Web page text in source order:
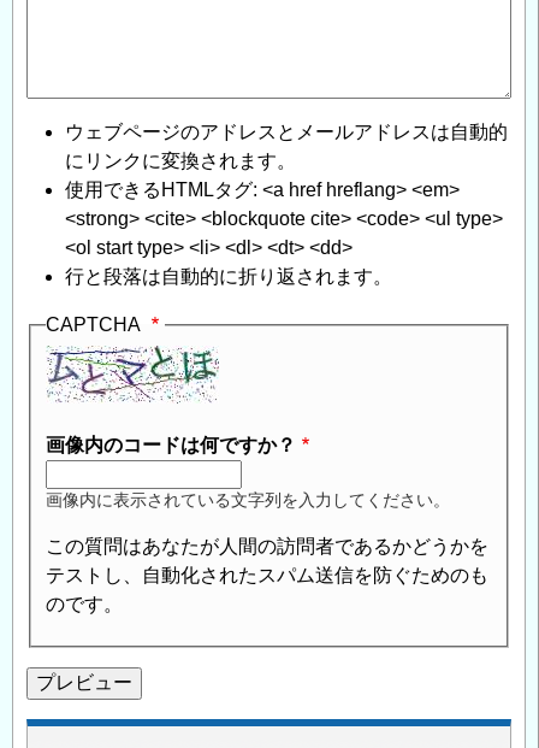
ウェブページのアドレスとメールアドレスは自動的
にリンクに変換されます。
使用できるHTMLタグ: <a href hreflang> <em>
<strong> <cite> <blockquote cite> <code> <ul type>
<ol start type> <li> <dl> <dt> <dd>
行と段落は自動的に折り返されます。
CAPTCHA
画像内のコードは何ですか？
画像内に表示されている文字列を入力してください。
この質問はあなたが人間の訪問者であるかどうかを
テストし、自動化されたスパム送信を防ぐためのも
のです。